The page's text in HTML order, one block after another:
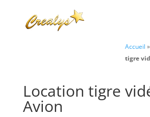
Accueil »
tigre
Location tigre
Avion